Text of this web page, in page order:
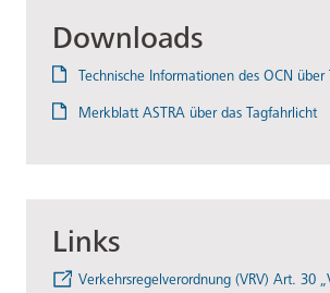
Downloads
Technische Informationen des OCN
Merkblatt ASTRA über das Tagfahrlicht
Links
Verkehrsregelverordnung (VRV) Art. 30